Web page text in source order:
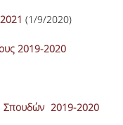
(1/9/2020)
2019-2020
Σπουδών 2019-2020